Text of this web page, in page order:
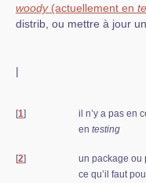
woody(actuellement en
distrib, ou mettre à jour
|
[1]
il n’y a pas en
en testing
[2]
un package ou
ce qu’il faut